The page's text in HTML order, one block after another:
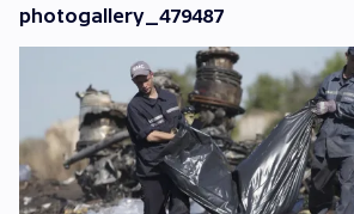
photogallery_479487